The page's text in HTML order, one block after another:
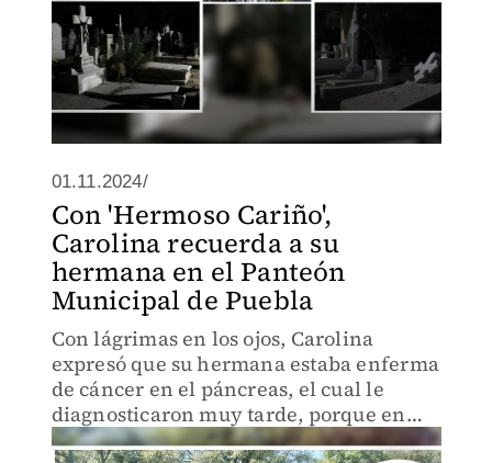
01.11.2024/
Con 'Hermoso Cariño',
Carolina recuerda a su
hermana en el Panteón
Municipal de Puebla
Con lágrimas en los ojos, Carolina
expresó que su hermana estaba enferma
de cáncer en el páncreas, el cual le
diagnosticaron muy tarde, porque en
cinco meses perdió la batalla.